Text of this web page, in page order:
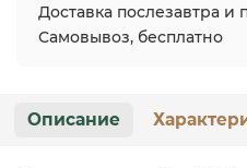
Доставка послезавтра и
Самовывоз, бесплатно
Описание